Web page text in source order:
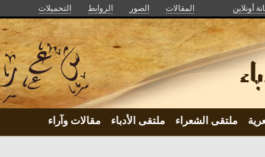
أونلاين المقالات الصور الروابط التحميلات
ملتقى الشعراء ملتقى الأدباء مقالات وآراء